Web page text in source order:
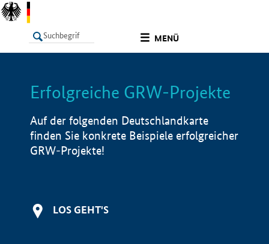
MENÜ
LISTE Info
Erfolgreiche GRW-Projekte
Auf der folgenden Deutschlandkarte
finden Sie konkrete Beispiele erfolgreicher
GRW-Projekte!
LOS GEHT'S